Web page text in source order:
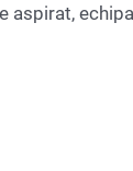
aspirat,